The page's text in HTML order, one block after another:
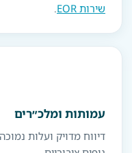
שירות EOR
.
עמותות ומלכ״רים
דיווח מדויק ועלות